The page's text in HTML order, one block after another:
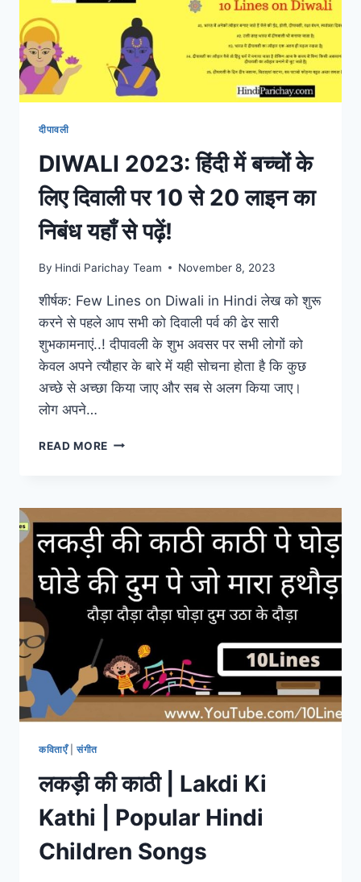
दीपावली
DIWALI 2023: हिंदी में बच्चों के
लिए दिवाली पर 10 से 20 लाइन का
निबंध यहाँ से पढ़ें!
By Hindi Parichay Team November 8, 2023
शीर्षक: Few Lines on Diwali in Hindi लेख को शुरू
करने से पहले आप सभी को दिवाली पर्व की ढेर सारी
शुभकामनाएं..! दीपावली के शुभ अवसर पर सभी लोगों को
केवल अपने त्यौहार के बारे में यही सोचना होता है कि कुछ
अच्छे से अच्छा किया जाए और सब से अलग किया जाए।
लोग अपने…
READ MORE DIWALI
बच्चों
के
लिए
पर
10
से
का
निबंध
यहाँ
कविताएँ|संगीत
लकड़ी की काठी | Lakdi Ki
Kathi | Popular Hindi
Children Songs